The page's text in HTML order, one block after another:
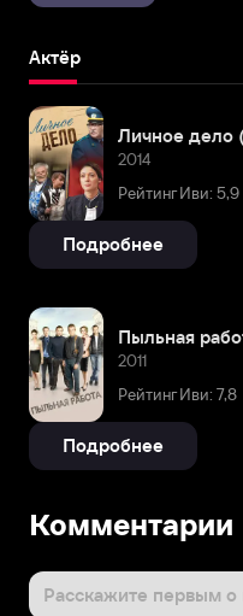
Актёр
Личное дело
2014
Рейтинг Иви: 5,9
Подробнее
Пыльная
2011
Рейтинг Иви: 7,8
Подробнее
Комментарии
Расскажите первым о